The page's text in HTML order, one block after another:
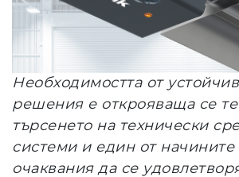
Необходимостта от
решения е открояваща се
търсенето на технически
системи и един от начините
очаквания да се